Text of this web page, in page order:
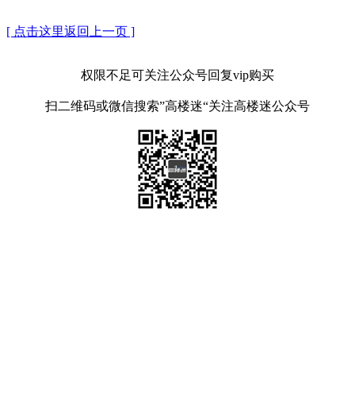
[ 点击这里返回上一页 ]
权限不足可关注公众号回复vip购买
扫二维码或微信搜索”高楼迷“关注高楼迷公众号